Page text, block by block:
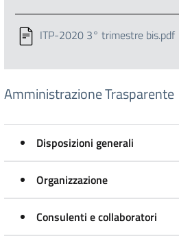
ITP-2020 3° trimestre bis.pdf
Amministrazione Trasparente
Disposizioni generali
Organizzazione
Consulenti e collaboratori